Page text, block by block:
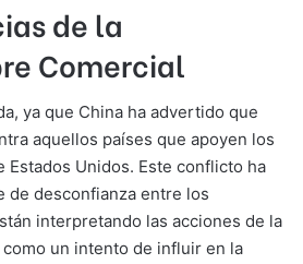
de la
Comercial
ya que China ha advertido que
aquellos países que apoyen los
Estados Unidos. Este conflicto ha
de desconfianza entre los
interpretando las acciones de la
un intento de influir en la